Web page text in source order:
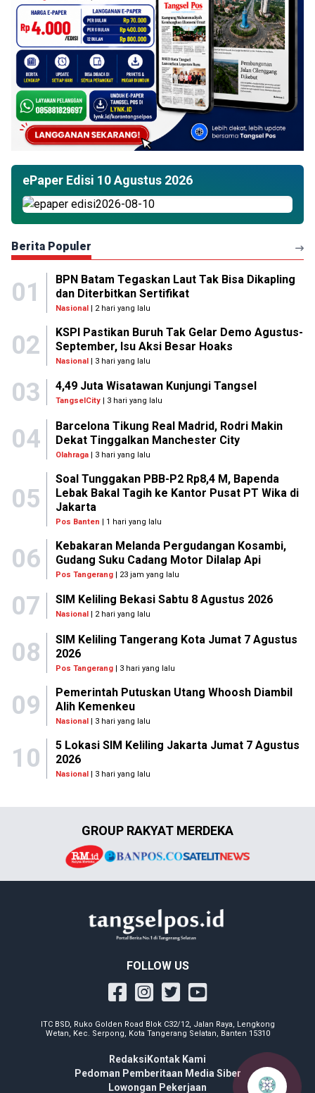
ePaper Edisi 10 Agustus 2026
Berita Populer
01
BPN Batam Tegaskan Laut Tak Bisa Dikapling
dan Diterbitkan Sertifikat
Nasional| 2 hari yang lalu
02
KSPI Pastikan Buruh Tak Gelar Demo Agustus-
September, Isu Aksi Besar Hoaks
Nasional| 3 hari yang lalu
03 4,49 Juta Wisatawan Kunjungi Tangsel
TangselCity | 3 hari yang lalu
04
Barcelona Tikung Real Madrid, Rodri Makin
Dekat Tinggalkan Manchester City
Olahraga| 3 hari yang lalu
05
Soal Tunggakan PBB-P2 Rp8,4 M, Bapenda
Lebak Bakal Tagih ke Kantor Pusat PT Wika di
Jakarta
Pos Banten | 1 hari yang lalu
06
Kebakaran Melanda Pergudangan Kosambi,
Gudang Suku Cadang Motor Dilalap Api
Pos Tangerang| 23 jam yang lalu
07 SIM Keliling Bekasi Sabtu 8 Agustus 2026
Nasional | 2 hari yang lalu
08
SIM Keliling Tangerang Kota Jumat 7 Agustus
2026
Pos Tangerang| 3 hari yang lalu
09
Pemerintah Putuskan Utang Whoosh Diambil
Alih Kemenkeu
Nasional| 3 hari yang lalu
10
5 Lokasi SIM Keliling Jakarta Jumat 7 Agustus
2026
Nasional| 3 hari yang lalu
GROUP RAKYAT MERDEKA
FOLLOW US
ITC BSD, Ruko Golden Road Blok C32/12, Jalan Raya, Lengkong
Wetan, Kec. Serpong, Kota Tangerang Selatan, Banten 15310
Redaksi Kontak Kami
Pedoman Pemberitaan Media Siber
Lowongan Pekerjaan